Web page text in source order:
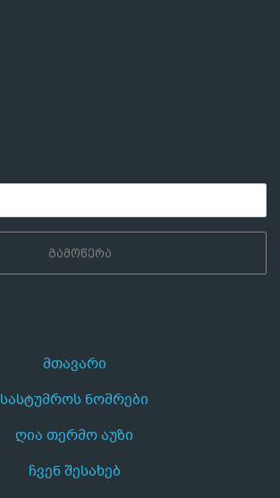
ᲒᲐᲛᲝᲬᲔᲠᲐ
მთავარი
სასტუმროს ნომრები
ღია თერმო აუზი
ჩვენ შესახებ